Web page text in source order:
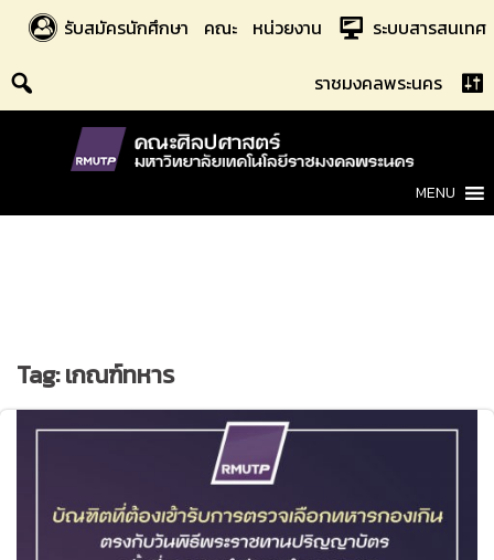
content
รับสมัครนักศึกษา คณะ หน่วยงาน ระบบสารสนเทศ
ราชมงคลพระนคร
MENU
Tag:เกณฑ์ทหาร